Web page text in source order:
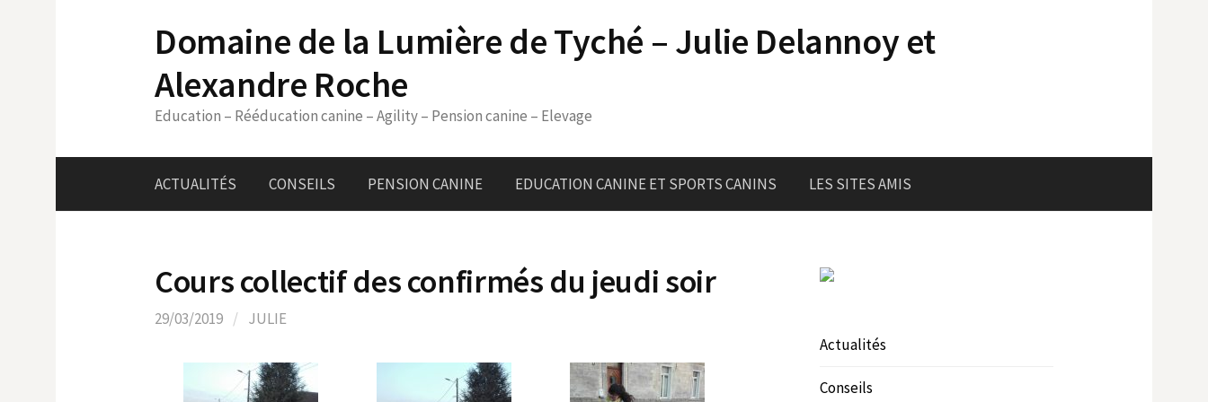
Domaine de la Lumière de Tyché – Julie Delannoy et
Alexandre Roche
Education – Rééducation canine – Agility – Pension canine – Elevage
ACTUALITÉS CONSEILS PENSION CANINE EDUCATION CANINE ET SPORTS CANINS LES SITES AMIS
Cours collectif des confirmés du jeudi soir
29/03/2019 / JULIE
Actualités
Conseils